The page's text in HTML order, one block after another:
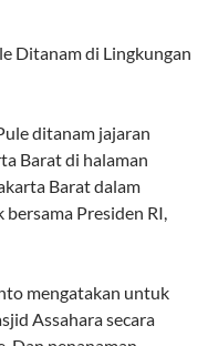
Ditanam di Lingkungan
ditanam jajaran
Barat di halaman
Barat dalam
Presiden RI,
mengatakan untuk
Assahara secara